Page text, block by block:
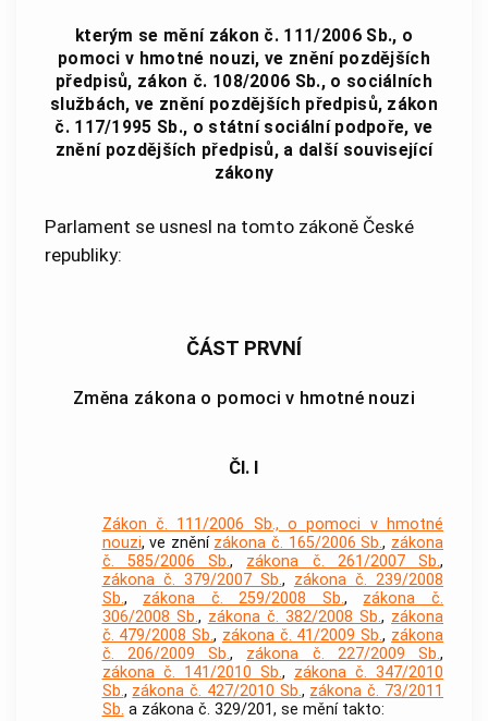
kterým se mění zákon č. 111/2006 Sb., o
pomoci v hmotné nouzi, ve znění pozdějších
předpisů, zákon č. 108/2006 Sb., o sociálních
službách, ve znění pozdějších předpisů, zákon
č. 117/1995 Sb., o státní sociální podpoře, ve
znění pozdějších předpisů, a další související
zákony
Parlament se usnesl na tomto zákoně České
republiky:
ČÁST PRVNÍ
Změna zákona o pomoci v hmotné nouzi
Čl. I
Zákon č. 111/2006 Sb., o pomoci v hmotné
nouzi, ve znění zákona č. 165/2006 Sb., zákona
č. 585/2006 Sb., zákona č. 261/2007 Sb.,
zákona č. 379/2007 Sb., zákona č. 239/2008
Sb., zákona č. 259/2008 Sb., zákona č.
306/2008 Sb., zákona č. 382/2008 Sb., zákona
č. 479/2008 Sb., zákona č. 41/2009 Sb., zákona
č. 206/2009 Sb., zákona č. 227/2009 Sb.,
zákona č. 141/2010 Sb., zákona č. 347/2010
Sb., zákona č. 427/2010 Sb., zákona č. 73/2011
Sb. a zákona č. 329/201, se mění takto: